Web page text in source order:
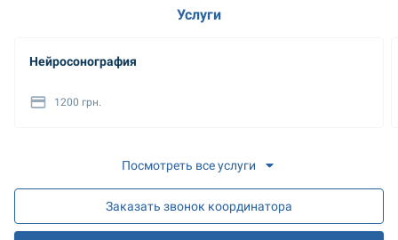
Услуги
Нейросонография
1200 грн.
Посмотреть все услуги
Заказать звонок координатора